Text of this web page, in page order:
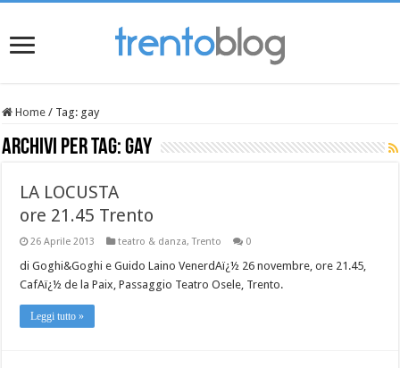
Home / Tag: gay
Archivi per tag:gay
LA LOCUSTA
ore 21.45 Trento
26 Aprile 2013 teatro & danza,Trento 0
di Goghi&Goghi e Guido Laino VenerdAï¿½ 26 novembre, ore 21.45,
CafAï¿½ de la Paix, Passaggio Teatro Osele, Trento.
Leggi tutto »